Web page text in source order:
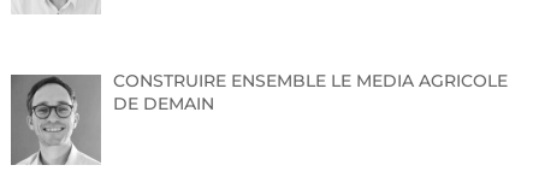
CONSTRUIRE ENSEMBLE LE MEDIA AGRICOLE
DE DEMAIN